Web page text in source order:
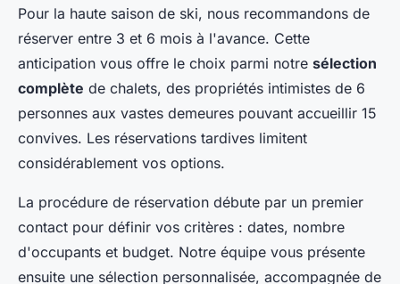
Pour la haute saison de ski, nous recommandons de
réserver entre 3 et 6 mois à l'avance. Cette
anticipation vous offre le choix parmi notre sélection
complète de chalets, des propriétés intimistes de 6
personnes aux vastes demeures pouvant accueillir 15
convives. Les réservations tardives limitent
considérablement vos options.
La procédure de réservation débute par un premier
contact pour définir vos critères : dates, nombre
d'occupants et budget. Notre équipe vous présente
ensuite une sélection personnalisée, accompagnée de